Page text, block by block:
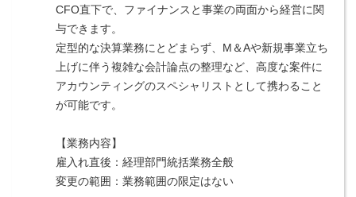
CFO直下で、ファイナンスと事業の両面から経営に関
与できます。
定型的な決算業務にとどまらず、M＆Aや新規事業立ち
上げに伴う複雑な会計論点の整理など、高度な案件に
アカウンティングのスペシャリストとして携わること
が可能です。
【業務内容】
雇入れ直後：経理部門統括業務全般
変更の範囲：業務範囲の限定はない